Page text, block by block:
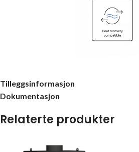
Tilleggsinformasjon
Dokumentasjon
Relaterte produkter